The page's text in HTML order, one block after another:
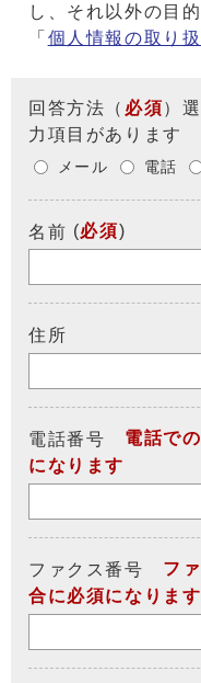
し、それ以外の目
「 個人情報の取り
回答方法 （ 必須）
力項目があります
メール 電話
名前 (必須)
住所
電話番号
電話で
になります
ファクス番号
フ
合に必須になります